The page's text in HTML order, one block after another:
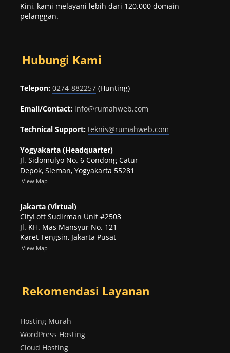
Kini, kami melayani lebih dari 120.000 domain
pelanggan.
Hubungi Kami
Telepon: 0274-882257 (Hunting)
Email/Contact: info@rumahweb.com
Technical Support: teknis@rumahweb.com
Yogyakarta (Headquarter)
Jl. Sidomulyo No. 6 Condong Catur
Depok, Sleman, Yogyakarta 55281
View Map
Jakarta (Virtual)
CityLoft Sudirman Unit #2503
Jl. KH. Mas Mansyur No. 121
Karet Tengsin, Jakarta Pusat
View Map
Rekomendasi Layanan
Hosting Murah
WordPress Hosting
Cloud Hosting